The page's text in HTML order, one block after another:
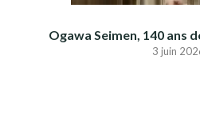
Ogawa Seimen, 140 ans
3 juin